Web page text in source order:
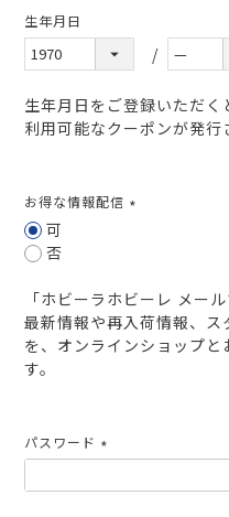
生年月日
生年月日をご登録いただ
利用可能なクーポンが発
お得な情報配信
可
否
「ホビーラホビーレ メー
最新情報や再入荷情報、
を、オンラインショップ
す。
パスワード
須)